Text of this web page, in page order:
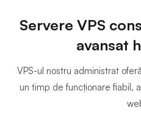
Owncast
Servere VPS
avansat
VPS-ul nostru administrat
un timp de funcționare fiabil,